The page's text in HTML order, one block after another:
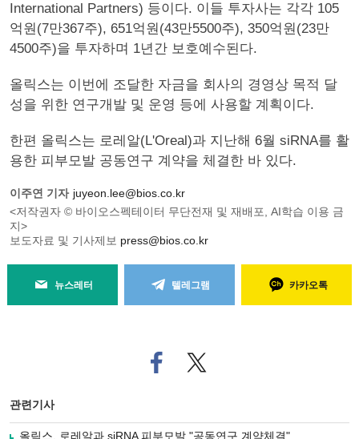
International Partners) 등이다. 이들 투자사는 각각 105
억원(7만367주), 651억원(43만5500주), 350억원(23만
4500주)을 투자하며 1년간 보호예수된다.
올릭스는 이번에 조달한 자금을 회사의 경영상 목적 달
성을 위한 연구개발 및 운영 등에 사용할 계획이다.
한편 올릭스는 로레알(L'Oreal)과 지난해 6월 siRNA를 활
용한 피부모발 공동연구 계약을 체결한 바 있다.
이주연 기자 juyeon.lee@bios.co.kr
<저작권자 © 바이오스펙테이터 무단전재 및 재배포, AI학습 이용 금
지>
보도자료 및 기사제보 press@bios.co.kr
뉴스레터 텔레그램 카카오톡
페
이
로
트위
터로
관련기사
올릭스, 로레알과 siRNA 피부모발 "공동연구 계약체결"